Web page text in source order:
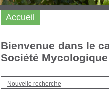
Bienvenue dans le
Société
Nouvelle recherche
Accueil